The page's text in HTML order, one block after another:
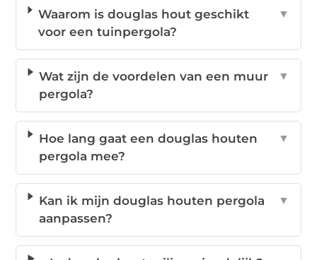
Waarom is douglas hout geschikt
voor een tuinpergola?
▼
Wat zijn de voordelen van een muur
pergola?
▼
Hoe lang gaat een douglas houten
pergola mee?
▼
Kan ik mijn douglas houten pergola
aanpassen?
▼